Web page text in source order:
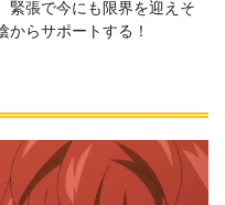
緊張で今にも限界を迎えそ
からサポートする！